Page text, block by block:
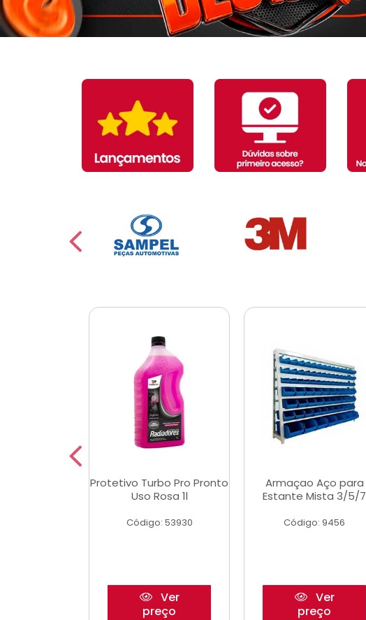
Protetivo Turbo Pro Pronto
Uso Rosa 1l
Código: 53930
Ver
preço
Armaçao Aço para
Estante Mista 3/5/7
Código: 9456
Ver
preço